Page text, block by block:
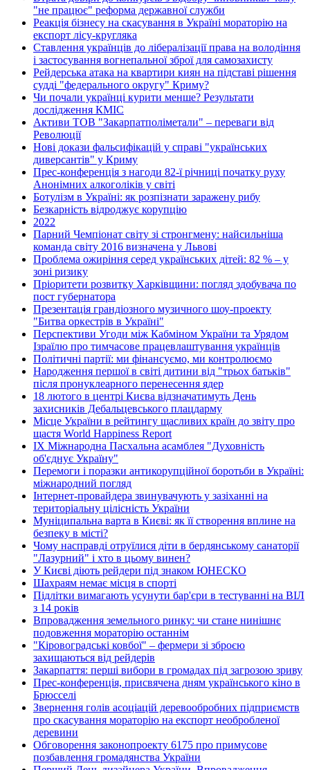
"не працює" реформа державної служби
Реакція бізнесу на скасування в Україні мораторію на
експорт лісу-кругляка
Ставлення українців до лібералізації права на володіння
і застосування вогнепальної зброї для самозахисту
Рейдерська атака на квартири киян на підставі рішення
судді "федерального округу" Криму?
Чи почали українці курити менше? Результати
дослідження КМІС
Активи ТОВ "Закарпатполіметали" – переваги від
Революції
Нові докази фальсифікацій у справі "українських
диверсантів" у Криму
Прес-конференція з нагоди 82-ї річниці початку руху
Анонімних алкоголіків у світі
Ботулізм в Україні: як розпізнати заражену рибу
Безкарність відроджує корупцію
2022
Парний Чемпіонат світу зі стронгмену: найсильніша
команда світу 2016 визначена у Львові
Проблема ожиріння серед українських дітей: 82 % – у
зоні ризику
Пріоритети розвитку Харківщини: погляд здобувача по
пост губернатора
Презентація грандіозного музичного шоу-проекту
"Битва оркестрів в Україні"
Перспективи Угоди між Кабміном України та Урядом
Ізраїлю про тимчасове працевлаштування українців
Політичні партії: ми фінансуємо, ми контролюємо
Народження першої в світі дитини від "трьох батьків"
після пронуклеарного перенесення ядер
18 лютого в центрі Києва відзначатимуть День
захисників Дебальцевського плацдарму
Місце України в рейтингу щасливих країн до звіту про
щастя World Happiness Report
ІХ Міжнародна Пасхальна асамблея "Духовність
об'єднує Україну"
Перемоги і поразки антикорупційної боротьби в Україні:
міжнародний погляд
Інтернет-провайдера звинувачують у зазіханні на
територіальну цілісність України
Муніципальна варта в Києві: як її створення вплине на
безпеку в місті?
Чому насправді отруїлися діти в бердянському санаторії
"Лазурний" і хто в цьому винен?
У Києві діють рейдери під знаком ЮНЕСКО
Шахраям немає місця в спорті
Підлітки вимагають усунути бар'єри в тестуванні на ВІЛ
з 14 років
Впровадження земельного ринку: чи стане нинішнє
подовження мораторію останнім
"Кіровоградські ковбої" – фермери зі зброєю
захищаються від рейдерів
Закарпаття: перші вибори в громадах під загрозою зриву
Прес-конференція, присвячена дням українського кіно в
Брюсселі
Звернення голів асоціацій деревообробних підприємств
про скасування мораторію на експорт необробленої
деревини
Обговорення законопроекту 6175 про примусове
позбавлення громадянства України